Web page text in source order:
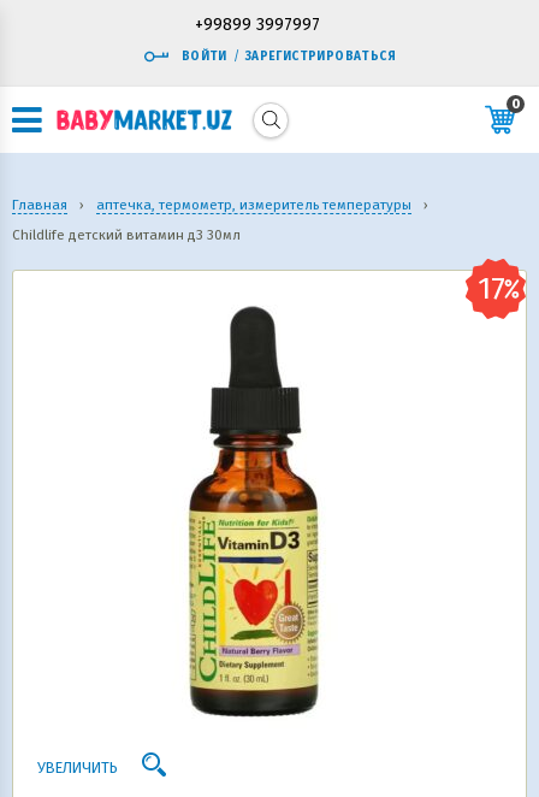
+99899 3997997
ВОЙТИ / ЗАРЕГИСТРИРОВАТЬСЯ
0
Главная › аптечка, термометр, измеритель температуры
›
Childlife детский витамин д3 30мл
УВЕЛИЧИТЬ